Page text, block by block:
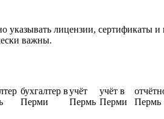
лицензии, сертификаты
важны.
бухгалтер в
Перми
учёт
Пермь
учёт в
Перми
Пермь